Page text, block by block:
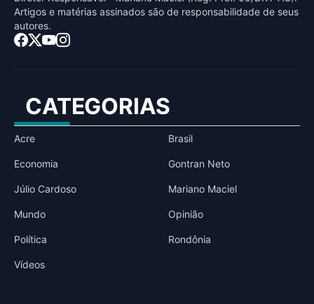
Artigos e matérias assinados sāo de responsabilidade de seus
autores.
CATEGORIAS
Acre Brasil
Economia Gontran Neto
Júlio Cardoso Mariano Maciel
Mundo Opinião
Política Rondônia
Vídeos